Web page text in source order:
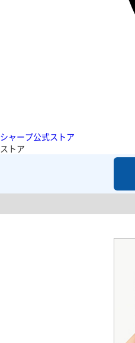
シャープ公式ストア
ストア